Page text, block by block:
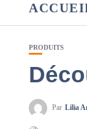
PRODUITS
Par Lilia